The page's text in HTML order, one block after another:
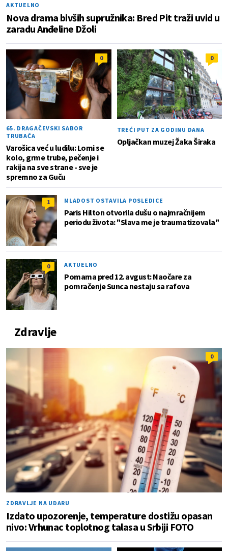
AKTUELNO
Nova drama bivših supružnika: Bred Pit traži uvid u
zaradu Anđeline Džoli
0
65. DRAGAČEVSKI SABOR
TRUBAČA
Varošica već u ludilu: Lomi se
kolo, grme trube, pečenje i
rakija na sve strane - sve je
spremno za Guču
0
TREĆI PUT ZA GODINU DANA
Opljačkan muzej Žaka Širaka
1 MLADOST OSTAVILA POSLEDICE
Paris Hilton otvorila dušu o najmračnijem
periodu života: "Slava me je traumatizovala"
0 AKTUELNO
Pomama pred 12. avgust: Naočare za
pomračenje Sunca nestaju sa rafova
Zdravlje
0
ZDRAVLJE NA UDARU
Izdato upozorenje, temperature dostižu opasan
nivo: Vrhunac toplotnog talasa u Srbiji FOTO